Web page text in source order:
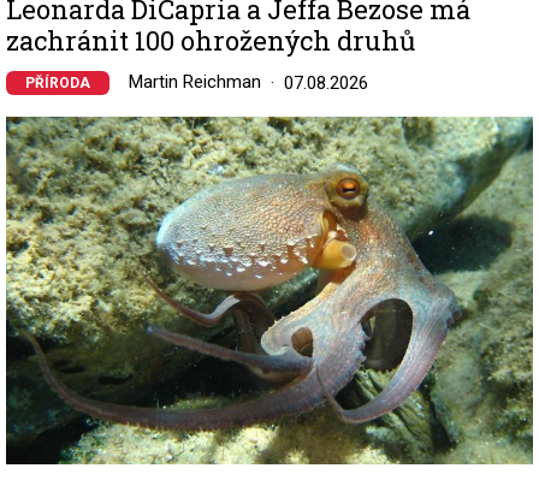
Leonarda DiCapria a Jeffa Bezose má
zachránit 100 ohrožených druhů
PŘÍRODA Martin Reichman 07.08.2026
Image